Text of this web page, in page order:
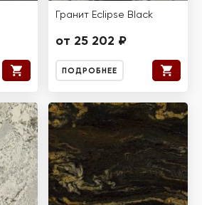
Гранит Eclipse Black
от 25 202 ₽
ПОДРОБНЕЕ